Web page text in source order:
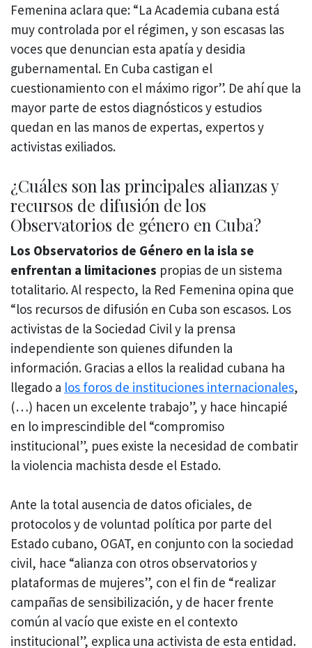
Femenina aclara que: “La Academia cubana está
muy controlada por el régimen, y son escasas las
voces que denuncian esta apatía y desidia
gubernamental. En Cuba castigan el
cuestionamiento con el máximo rigor”. De ahí que la
mayor parte de estos diagnósticos y estudios
quedan en las manos de expertas, expertos y
activistas exiliados.
¿Cuáles son las principales alianzas y
recursos de difusión de los
Observatorios de género en Cuba?
Los Observatorios de Género en la isla se
enfrentan a limitaciones propias de un sistema
totalitario. Al respecto, la Red Femenina opina que
“los recursos de difusión en Cuba son escasos. Los
activistas de la Sociedad Civil y la prensa
independiente son quienes difunden la
información. Gracias a ellos la realidad cubana ha
llegado a los foros de instituciones internacionales,
(…) hacen un excelente trabajo”, y hace hincapié
en lo imprescindible del “compromiso
institucional”, pues existe la necesidad de combatir
la violencia machista desde el Estado.
Ante la total ausencia de datos oficiales, de
protocolos y de voluntad política por parte del
Estado cubano, OGAT, en conjunto con la sociedad
civil, hace “alianza con otros observatorios y
plataformas de mujeres”, con el fin de “realizar
campañas de sensibilización, y de hacer frente
común al vacío que existe en el contexto
institucional”, explica una activista de esta entidad.